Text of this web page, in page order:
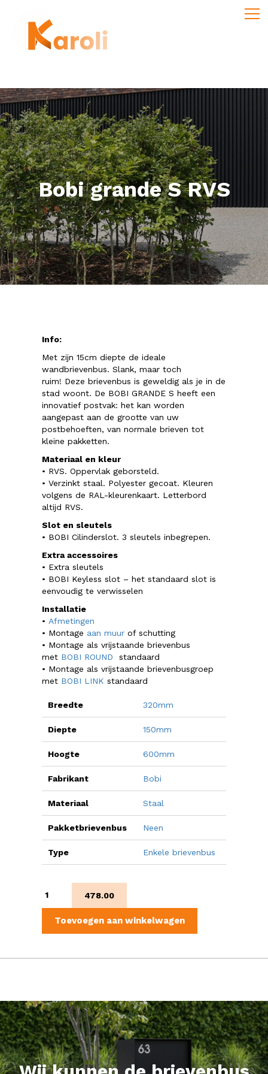
Bobi grande S RVS
Info:
Met zijn 15cm diepte de ideale
wandbrievenbus. Slank, maar toch
ruim! Deze brievenbus is geweldig als je in de
stad woont. De BOBI GRANDE S heeft een
innovatief postvak: het kan worden
aangepast aan de grootte van uw
postbehoeften, van normale brieven tot
kleine pakketten.
Materiaal en kleur
• RVS. Oppervlak geborsteld.
• Verzinkt staal. Polyester gecoat. Kleuren
volgens de RAL-kleurenkaart. Letterbord
altijd RVS.
Slot en sleutels
• BOBI Cilinderslot. 3 sleutels inbegrepen.
Extra accessoires
• Extra sleutels
• BOBI Keyless slot – het standaard slot is
eenvoudig te verwisselen
Installatie
• Afmetingen
• Montage aan muur of schutting
• Montage als vrijstaande brievenbus
met BOBI ROUND standaard
• Montage als vrijstaande brievenbusgroep
met BOBI LINK standaard
Breedte 320mm
Diepte 150mm
Hoogte 600mm
Fabrikant Bobi
Materiaal Staal
Pakketbrievenbus Neen
Type Enkele brievenbus
grande
RVS
aantal
478.00
Toevoegen aan winkelwagen